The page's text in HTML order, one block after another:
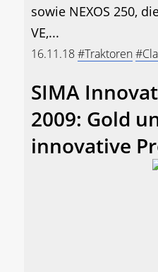
sowie NEXOS 250,
VE,...
16.11.18#Traktoren
SIMA
2009: Gold
innovative